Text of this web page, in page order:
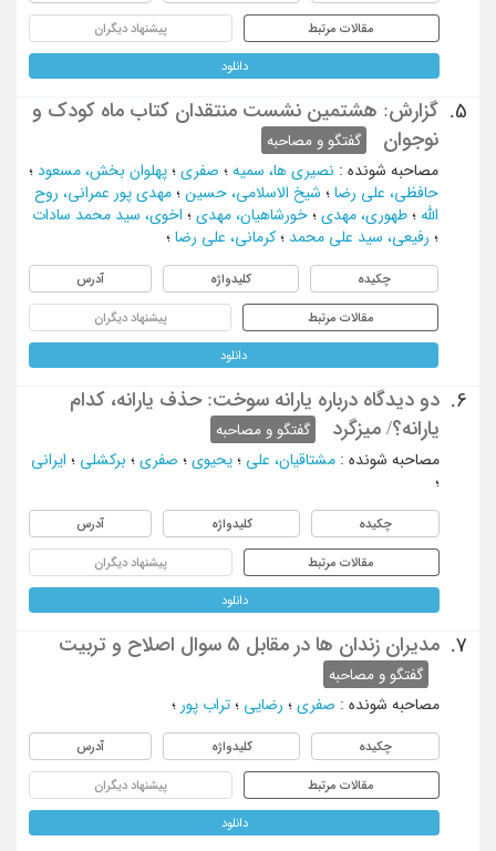
مقالات مرتبط پیشنهاد دیگران
دانلود
5.
گزارش: هشتمین نشست منتقدان کتاب ماه کودک و
نوجوان
گفتگو و مصاحبه
مصاحبه شونده : نصیری ها، سمیه ؛ صفری ؛ پهلوان بخش، مسعود ؛
حافظی، علی رضا ؛ شیخ الاسلامی، حسین ؛ مهدی پور عمرانی، روح
الله ؛ طهوری، مهدی ؛ خورشاهیان، مهدی ؛ اخوی، سید محمد سادات
؛ رفیعی، سید علی محمد ؛ کرمانی، علی رضا ؛
چکیده کلیدواژه آدرس
مقالات مرتبط پیشنهاد دیگران
دانلود
6.
دو دیدگاه درباره یارانه سوخت: حذف یارانه، کدام
یارانه؟/ میزگرد
گفتگو و مصاحبه
مصاحبه شونده : مشتاقیان، علی ؛ یحیوی ؛ صفری ؛ برکشلی ؛ ایرانی
؛
چکیده کلیدواژه آدرس
مقالات مرتبط پیشنهاد دیگران
دانلود
7. مدیران زندان ها در مقابل 5 سوال اصلاح و تربیت
گفتگو و مصاحبه
مصاحبه شونده : صفری ؛ رضایی ؛ تراب پور ؛
چکیده کلیدواژه آدرس
مقالات مرتبط پیشنهاد دیگران
دانلود